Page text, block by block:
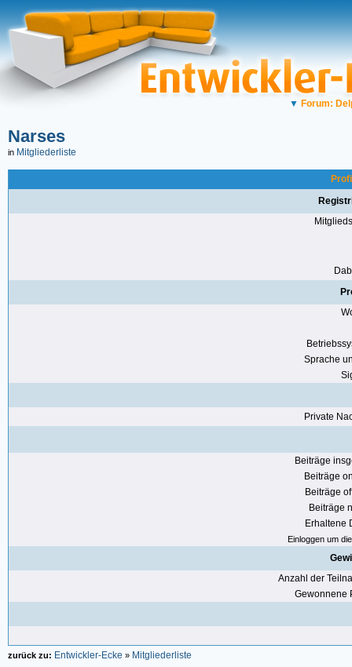
▼ Forum:
Narses
in Mitgliederliste
Sprache
Private
Beiträge
Beiträge
Beiträge
Beiträge
Erhaltene
Einloggen um
Anzahl der
Gewonnene
zurück zu: Entwickler-Ecke » Mitgliederliste